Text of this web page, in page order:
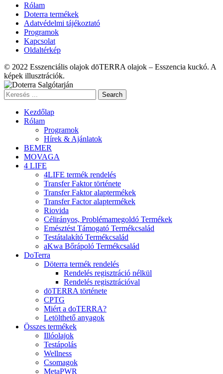
Rólam
Doterra termékek
Adatvédelmi tájékoztató
Programok
Kapcsolat
Oldaltérkép
© 2022 Esszenciális olajok dōTERRA olajok – Esszencia kuckó. A
képek illusztrációk.
Search
Kezdőlap
Rólam
Programok
Hírek & Ajánlatok
BEMER
MOVAGA
4 LIFE
4LIFE termék rendelés
Transfer Faktor története
Transfer Faktor alaptermékek
Transfer Factor alaptermékek
Riovida
Célirányos, Problémamegoldó Termékek
Emésztést Támogató Termékcsalád
Testátalakító Termékcsalád
aKwa Bőrápoló Termékcsalád
DoTerra
Döterra termék rendelés
Rendelés regisztráció nélkül
Rendelés regisztrációval
dōTERRA története
CPTG
Miért a doTERRA?
Letölthető anyagok
Összes termékek
Illóolajok
Testápolás
Wellness
Csomagok
MetaPWR